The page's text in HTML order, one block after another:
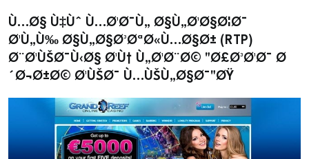
Ù…Ø§ Ù‡Ùˆ Ù…Ø¹Ø¯Ù„ Ø§Ù„Ø¹Ø§Ø¦Ø¯
Ø¹Ù„Ù‰ Ø§Ù„Ø§Ø³ØªØ«Ù…Ø§Ø± (RTP)
Ø¨Ø¹ÙŠØ¯Ù‹Ø§ Ø¹Ù† Ù„Ø¹Ø¨Ø© "Ø£Ø³Ø¹Ø¯ Ø
´Ø¬Ø±Ø© Ø¹ÙŠØ¯ Ù…ÙŠÙ„Ø§Ø¯"ØŸ